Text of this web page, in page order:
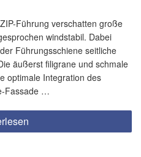
Führung verschatten große
windstabil. Dabei
Führungsschiene seitliche
äußerst filigrane und schmale
optimale Integration des
Fassade …